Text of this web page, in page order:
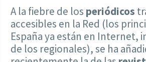
A la fiebre de los periódicos
accesibles en la Red (los
España ya están en Internet,
de los regionales), se ha